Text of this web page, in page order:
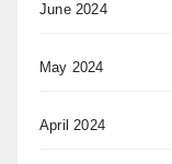
June 2024
May 2024
April 2024